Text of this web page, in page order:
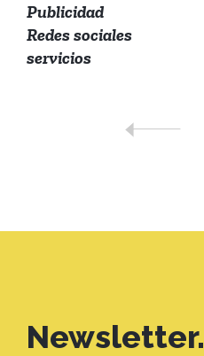
Publicidad
Redes sociales
servicios
Newsletter.